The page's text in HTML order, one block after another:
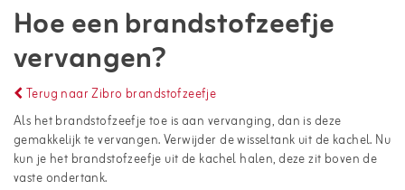
Hoe een brandstofzeefje
vervangen?
Terug naar Zibro brandstofzeefje
Als het brandstofzeefje toe is aan vervanging, dan is deze
gemakkelijk te vervangen. Verwijder de wisseltank uit de kachel. Nu
kun je het brandstofzeefje uit de kachel halen, deze zit boven de
vaste ondertank.